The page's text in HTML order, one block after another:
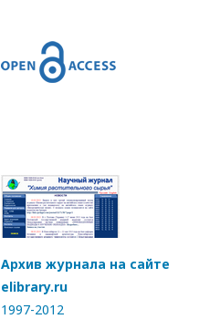
Архив журнала на сайте
elibrary.ru
1997-2012